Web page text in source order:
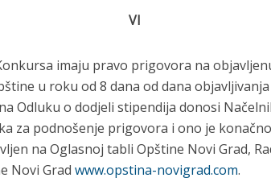
VI
imaju pravo prigovora na
u roku od 8 dana od dana objavlјivanja
Odluku o dodjeli stipendija donosi
za podnošenje prigovora i ono je
na Oglasnoj tabli Opštine Novi Grad,
Novi Grad www.opstina-novigrad.com.